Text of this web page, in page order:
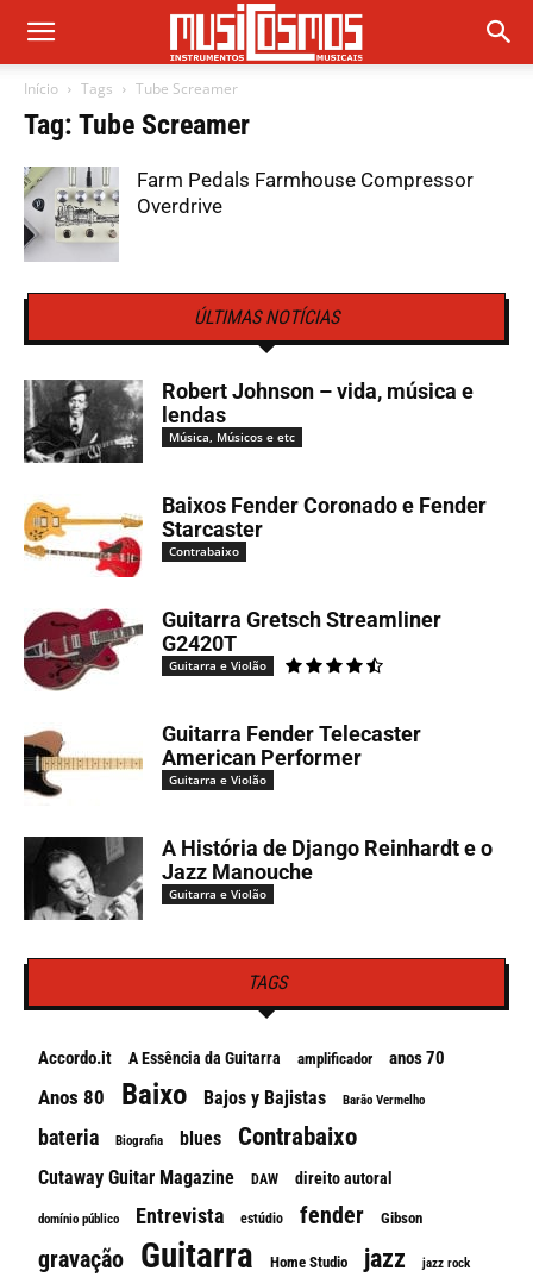
Início Tags Tube Screamer
Tag: Tube Screamer
Farm Pedals Farmhouse Compressor
Overdrive
ÚLTIMAS NOTÍCIAS
Robert Johnson – vida, música e
lendas
Música, Músicos e etc
Baixos Fender Coronado e Fender
Starcaster
Contrabaixo
Guitarra Gretsch Streamliner
G2420T
Guitarra e Violão
Guitarra Fender Telecaster
American Performer
Guitarra e Violão
A História de Django Reinhardt e o
Jazz Manouche
Guitarra e Violão
TAGS
Accordo.it A Essência da Guitarra amplificador anos 70
Anos 80 Baixo Bajos y Bajistas Barão Vermelho
bateria Biografia blues Contrabaixo
Cutaway Guitar Magazine DAW direito autoral
domínio público Entrevista estúdio fender Gibson
gravação Guitarra Home Studio jazz jazz rock